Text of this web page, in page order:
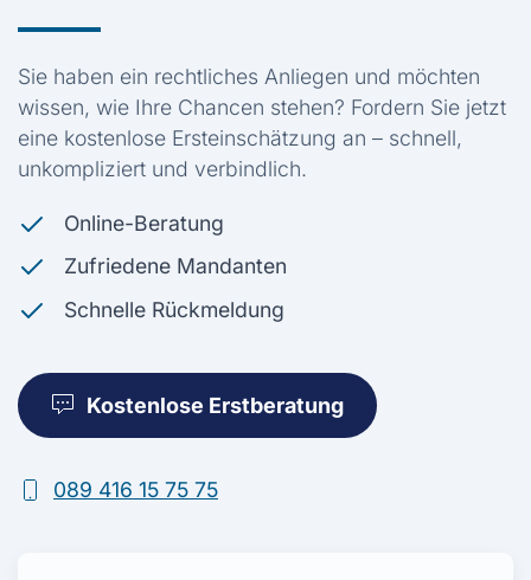
Sie haben ein rechtliches Anliegen und möchten
wissen, wie Ihre Chancen stehen? Fordern Sie jetzt
eine kostenlose Ersteinschätzung an – schnell,
unkompliziert und verbindlich.
Online-Beratung
Zufriedene Mandanten
Schnelle Rückmeldung
Kostenlose Erstberatung
089 416 15 75 75